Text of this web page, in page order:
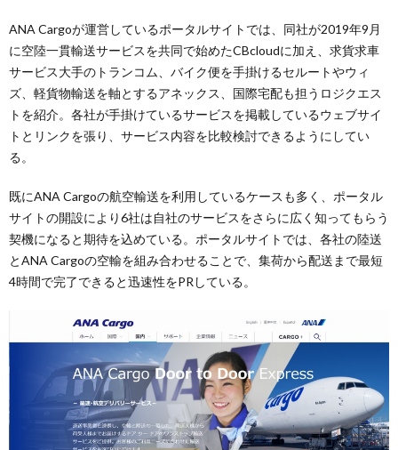
ANA Cargoが運営しているポータルサイトでは、同社が2019年9月
に空陸一貫輸送サービスを共同で始めたCBcloudに加え、求貨求車
サービス大手のトランコム、バイク便を手掛けるセルートやウィ
ズ、軽貨物輸送を軸とするアネックス、国際宅配も担うロジクエス
トを紹介。各社が手掛けているサービスを掲載しているウェブサイ
トとリンクを張り、サービス内容を比較検討できるようにしてい
る。
既にANA Cargoの航空輸送を利用しているケースも多く、ポータル
サイトの開設により6社は自社のサービスをさらに広く知ってもらう
契機になると期待を込めている。ポータルサイトでは、各社の陸送
とANA Cargoの空輸を組み合わせることで、集荷から配送まで最短
4時間で完了できると迅速性をPRしている。